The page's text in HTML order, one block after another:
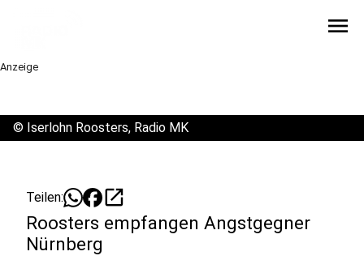
menu
Anzeige
© Iserlohn Roosters, Radio MK
Teilen: open_in_new
Roosters empfangen Angstgegner
Nürnberg